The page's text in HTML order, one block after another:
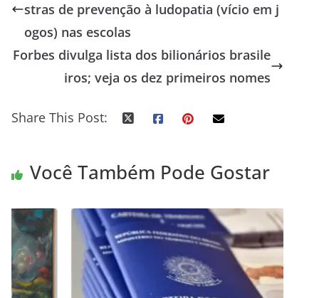
stras de prevenção à ludopatia (vício em j
ogos) nas escolas
Forbes divulga lista dos bilionários brasile
iros; veja os dez primeiros nomes
Share This Post:
Você Também Pode Gostar